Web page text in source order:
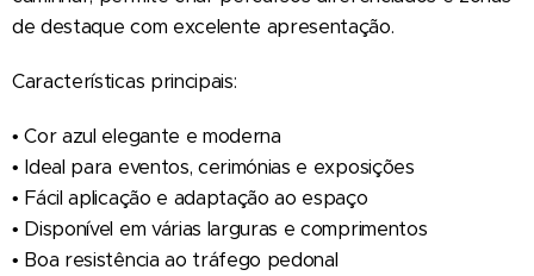
de destaque com excelente apresentação.
Características principais:
• Cor azul elegante e moderna
• Ideal para eventos, cerimónias e exposições
• Fácil aplicação e adaptação ao espaço
• Disponível em várias larguras e comprimentos
• Boa resistência ao tráfego pedonal